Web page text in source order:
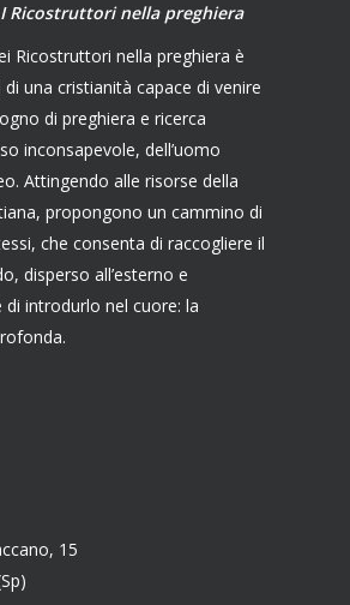
Ricostruttori nella preghiera
Ricostruttori nella preghiera è
una cristianità capace di venire
di preghiera e ricerca
inconsapevole, dell’uomo
Attingendo alle risorse della
propongono un cammino di
che consenta di raccogliere il
disperso all’esterno e
introdurlo nel cuore: la
15